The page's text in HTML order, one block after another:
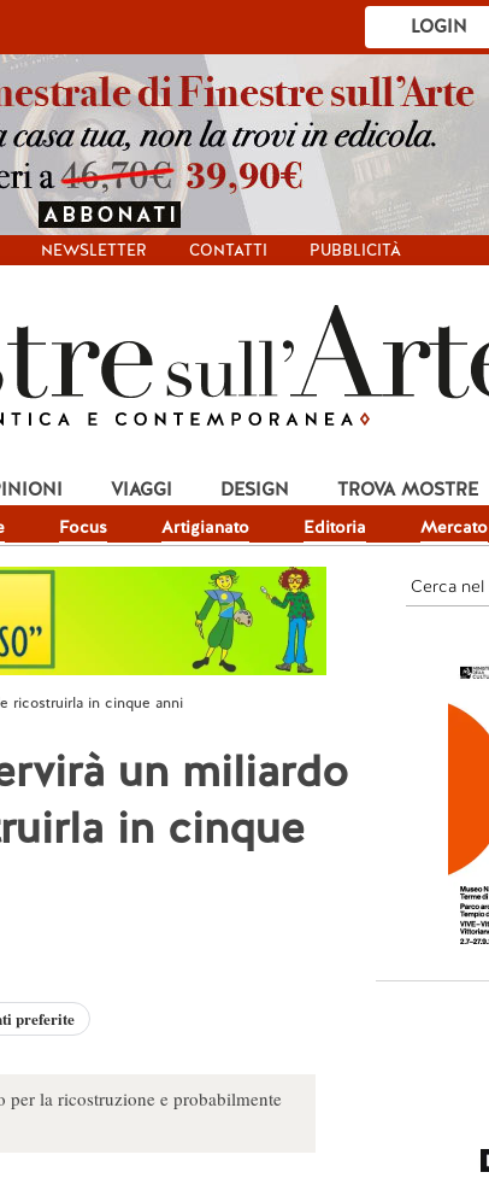
LOGIN
NEWSLETTER CONTATTI PUBBLICITÀ
Focus Artigianato Editoria Mercato
VIAGGI DESIGN TROVA MOSTRE
ricostruirla in cinque anni
un miliardo
in cinque
preferite
la ricostruzione e probabilmente